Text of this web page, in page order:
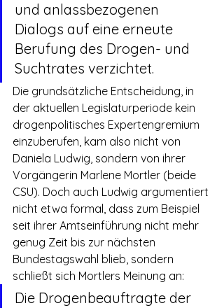
und anlassbezogenen
Dialogs auf eine erneute
Berufung des Drogen- und
Suchtrates verzichtet.
Die grundsätzliche Entscheidung, in
der aktuellen Legislaturperiode kein
drogenpolitisches Expertengremium
einzuberufen, kam also nicht von
Daniela Ludwig, sondern von ihrer
Vorgängerin Marlene Mortler (beide
CSU). Doch auch Ludwig argumentiert
nicht etwa formal, dass zum Beispiel
seit ihrer Amtseinführung nicht mehr
genug Zeit bis zur nächsten
Bundestagswahl blieb, sondern
schließt sich Mortlers Meinung an:
Die Drogenbeauftragte der